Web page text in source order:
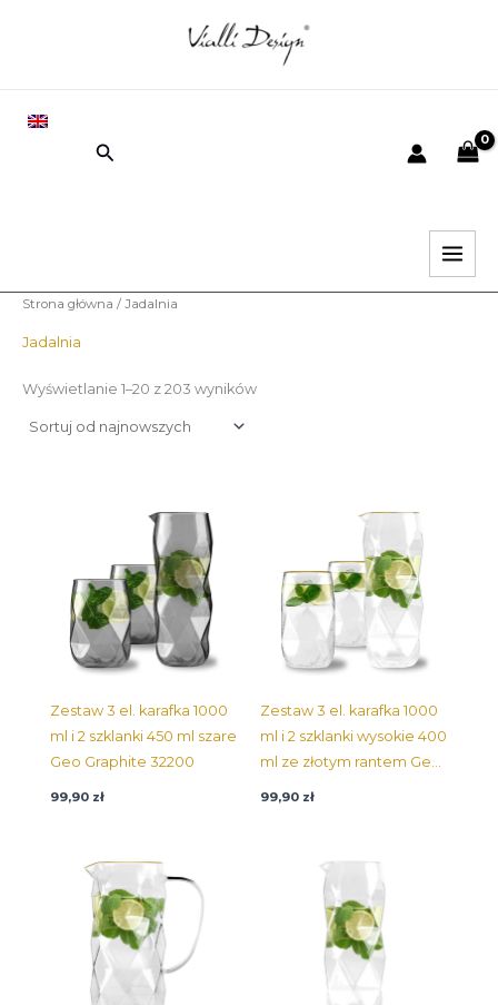
Wyszukiwanie
Strona główna / Jadalnia
Jadalnia
Wyświetlanie 1–20 z 203 wyników
najnowszych
Zestaw 3 el. karafka 1000
ml i 2 szklanki 450 ml szare
Geo Graphite 32200
99,90 zł
Zestaw 3 el. karafka 1000
ml i 2 szklanki wysokie 400
ml ze złotym rantem Geo
99,90 zł